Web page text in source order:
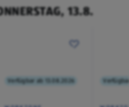
13.8.
Verfügbar ab 13.08.2026